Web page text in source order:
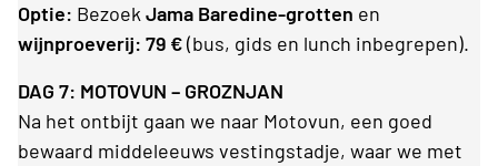
Optie: Bezoek Jama Baredine-grotten en
wijnproeverij: 79 €(bus, gids en lunch inbegrepen).
DAG 7: MOTOVUN – GROZNJAN
Na het ontbijt gaan we naar Motovun, een goed
bewaard middeleeuws vestingstadje, waar we met